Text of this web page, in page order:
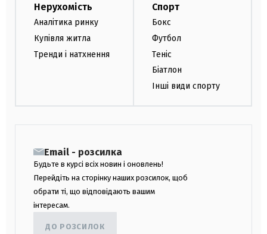
Нерухомість
Аналітика ринку
Купівля житла
Тренди і натхнення
Спорт
Бокс
Футбол
Теніс
Біатлон
Інші види спорту
Email - розсилка
Будьте в курсі всіх новин і оновлень!
Перейдіть на сторінку наших розсилок, щоб
обрати ті, що відповідають вашим
інтересам.
ДО РОЗСИЛОК